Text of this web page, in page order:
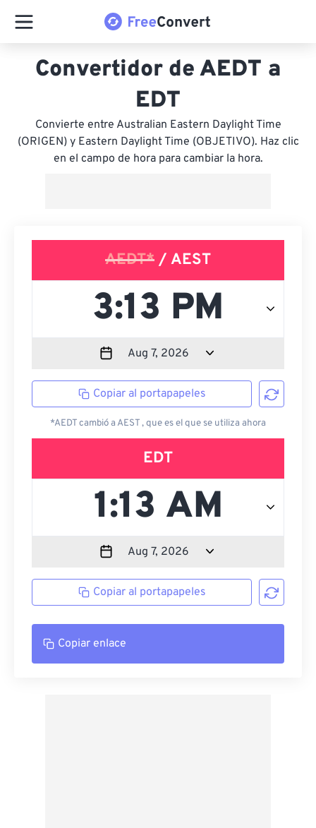
Convertidor de AEDT a
EDT
Convierte entre Australian Eastern Daylight Time
(ORIGEN) y Eastern Daylight Time (OBJETIVO). Haz clic
en el campo de hora para cambiar la hora.
AEDT* / AEST
Copiar al portapapeles
*AEDT cambió a AEST , que es el que se utiliza ahora
EDT
Copiar al portapapeles
Copiar enlace